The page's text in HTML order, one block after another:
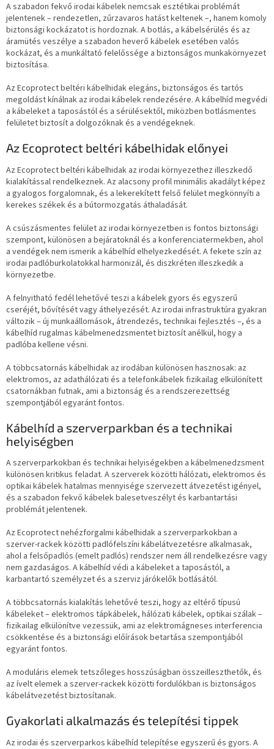
A szabadon fekvő irodai kábelek nemcsak esztétikai problémát
jelentenek – rendezetlen, zűrzavaros hatást keltenek –, hanem komoly
biztonsági kockázatot is hordoznak. A botlás, a kábelsérülés és az
áramütés veszélye a szabadon heverő kábelek esetében valós
kockázat, és a munkáltató felelőssége a biztonságos munkakörnyezet
biztosítása.
Az Ecoprotect beltéri kábelhidak elegáns, biztonságos és tartós
megoldást kínálnak az irodai kábelek rendezésére. A kábelhíd megvédi
a kábeleket a taposástól és a sérülésektől, miközben botlásmentes
felületet biztosít a dolgozóknak és a vendégeknek.
Az Ecoprotect beltéri kábelhidak előnyei
Az Ecoprotect beltéri kábelhidak az irodai környezethez illeszkedő
kialakítással rendelkeznek. Az alacsony profil minimális akadályt képez
a gyalogos forgalomnak, és a lekerekített felső felület megkönnyíti a
kerekes székek és a bútormozgatás áthaladását.
A csúszásmentes felület az irodai környezetben is fontos biztonsági
szempont, különösen a bejáratoknál és a konferenciatermekben, ahol
a vendégek nem ismerik a kábelhíd elhelyezkedését. A fekete szín az
irodai padlóburkolatokkal harmonizál, és diszkréten illeszkedik a
környezetbe.
A felnyitható fedél lehetővé teszi a kábelek gyors és egyszerű
cseréjét, bővítését vagy áthelyezését. Az irodai infrastruktúra gyakran
változik – új munkaállomások, átrendezés, technikai fejlesztés –, és a
kábelhíd rugalmas kábelmenedzsmentet biztosít anélkül, hogy a
padlóba kellene vésni.
A többcsatornás kábelhidak az irodában különösen hasznosak: az
elektromos, az adathálózati és a telefonkábelek fizikailag elkülönített
csatornákban futnak, ami a biztonság és a rendszerezettség
szempontjából egyaránt fontos.
Kábelhíd a szerverparkban és a technikai
helyiségben
A szerverparkokban és technikai helyiségekben a kábelmenedzsment
különösen kritikus feladat. A szerverek közötti hálózati, elektromos és
optikai kábelek hatalmas mennyisége szervezett átvezetést igényel,
és a szabadon fekvő kábelek balesetveszélyt és karbantartási
problémát jelentenek.
Az Ecoprotect nehézforgalmi kábelhidak a szerverparkokban a
szerver-rackek közötti padlófelszíni kábelátvezetésre alkalmasak,
ahol a felsőpadlós (emelt padlós) rendszer nem áll rendelkezésre vagy
nem gazdaságos. A kábelhíd védi a kábeleket a taposástól, a
karbantartó személyzet és a szerviz járókelők botlásától.
A többcsatornás kialakítás lehetővé teszi, hogy az eltérő típusú
kábeleket – elektromos tápkábelek, hálózati kábelek, optikai szálak –
fizikailag elkülönítve vezessük, ami az elektromágneses interferencia
csökkentése és a biztonsági előírások betartása szempontjából
egyaránt fontos.
A moduláris elemek tetszőleges hosszúságban összeilleszthetők, és
az ívelt elemek a szerver-rackek közötti fordulókban is biztonságos
kábelátvezetést biztosítanak.
Gyakorlati alkalmazás és telepítési tippek
Az irodai és szerverparkos kábelhíd telepítése egyszerű és gyors. A